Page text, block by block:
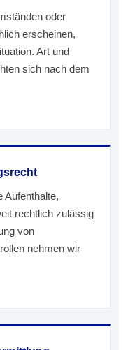
oder
erscheinen,
Art und
sich nach dem
Aufenthalte,
rechtlich zulässig
von
nehmen wir